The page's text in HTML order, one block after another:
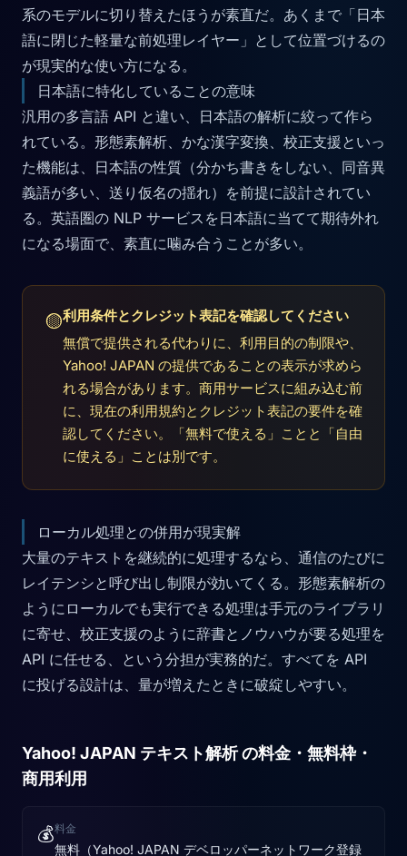
系のモデルに切り替えたほうが素直だ。あくまで「日本
語に閉じた軽量な前処理レイヤー」として位置づけるの
が現実的な使い方になる。
日本語に特化していることの意味
汎用の多言語 API と違い、日本語の解析に絞って作ら
れている。形態素解析、かな漢字変換、校正支援といっ
た機能は、日本語の性質（分かち書きをしない、同音異
義語が多い、送り仮名の揺れ）を前提に設計されてい
る。英語圏の NLP サービスを日本語に当てて期待外れ
になる場面で、素直に噛み合うことが多い。
🟡利用条件とクレジット表記を確認してください
無償で提供される代わりに、利用目的の制限や、
Yahoo! JAPAN の提供であることの表示が求めら
れる場合があります。商用サービスに組み込む前
に、現在の利用規約とクレジット表記の要件を確
認してください。「無料で使える」ことと「自由
に使える」ことは別です。
ローカル処理との併用が現実解
大量のテキストを継続的に処理するなら、通信のたびに
レイテンシと呼び出し制限が効いてくる。形態素解析の
ようにローカルでも実行できる処理は手元のライブラリ
に寄せ、校正支援のように辞書とノウハウが要る処理を
API に任せる、という分担が実務的だ。すべてを API
に投げる設計は、量が増えたときに破綻しやすい。
Yahoo! JAPAN テキスト解析 の料金・無料枠・
商用利用
💰料金
無料（Yahoo! JAPAN デベロッパーネットワーク登録